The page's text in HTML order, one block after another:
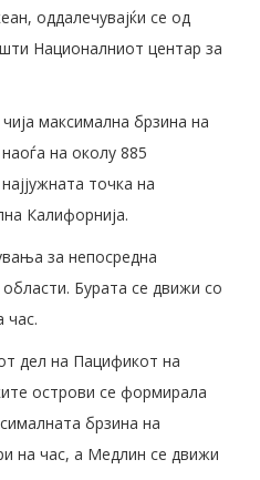
оддалечувајќи се од
Националниот центар за
максимална брзина на
на околу 885
точка на
Калифорнија.
за непосредна
Бурата се движи со
час.
дел на Пацификот на
острови се формирала
брзина на
на час, а Медлин се движи